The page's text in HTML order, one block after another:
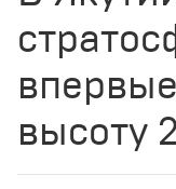
высоту